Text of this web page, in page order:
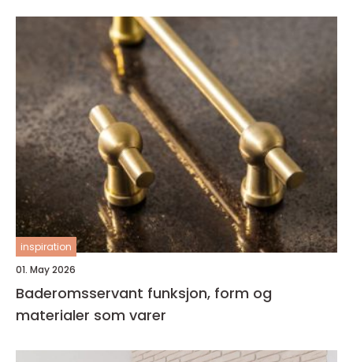
inspiration
01. May 2026
Baderomsservant funksjon, form og
materialer som varer